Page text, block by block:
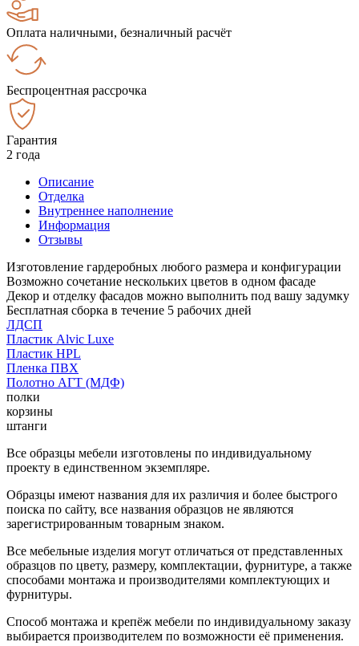
Оплата наличными, безналичный расчёт
Беспроцентная рассрочка
Гарантия
2 года
Описание
Отделка
Внутреннее наполнение
Информация
Отзывы
Изготовление гардеробных любого размера и конфигурации
Возможно сочетание нескольких цветов в одном фасаде
Декор и отделку фасадов можно выполнить под вашу задумку
Бесплатная сборка в течение 5 рабочих дней
ЛДСП
Пластик Alvic Luxe
Пластик HPL
Пленка ПВХ
Полотно АГТ (МДФ)
полки
корзины
штанги
Все образцы мебели изготовлены по индивидуальному
проекту в единственном экземпляре.
Образцы имеют названия для их различия и более быстрого
поиска по сайту, все названия образцов не являются
зарегистрированным товарным знаком.
Все мебельные изделия могут отличаться от представленных
образцов по цвету, размеру, комплектации, фурнитуре, а также
способами монтажа и производителями комплектующих и
фурнитуры.
Способ монтажа и крепёж мебели по индивидуальному заказу
выбирается производителем по возможности её применения.